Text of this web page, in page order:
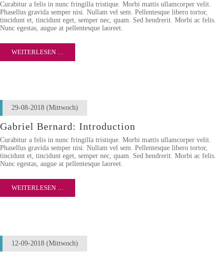
Curabitur a felis in nunc fringilla tristique. Morbi mattis ullamcorper velit.
Phasellus gravida semper nisi. Nullam vel sem. Pellentesque libero tortor,
tincidunt et, tincidunt eget, semper nec, quam. Sed hendrerit. Morbi ac felis.
Nunc egestas, augue at pellentesque laoreet.
WEITERLESEN …
29-08-2018 (Mittwoch)
Gabriel Bernard: Introduction
Curabitur a felis in nunc fringilla tristique. Morbi mattis ullamcorper velit.
Phasellus gravida semper nisi. Nullam vel sem. Pellentesque libero tortor,
tincidunt et, tincidunt eget, semper nec, quam. Sed hendrerit. Morbi ac felis.
Nunc egestas, augue at pellentesque laoreet.
WEITERLESEN …
12-09-2018 (Mittwoch)